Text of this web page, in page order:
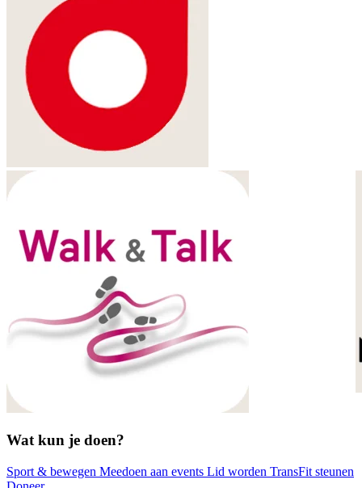
Wat kun je doen?
Sport & bewegen Meedoen aan events Lid worden TransFit steunen